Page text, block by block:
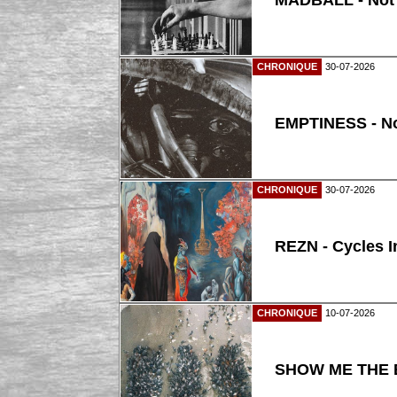
CHRONIQUE 30-07-2026
EMPTINESS -
CHRONIQUE 30-07-2026
REZN - Cycles
CHRONIQUE 10-07-2026
SHOW ME